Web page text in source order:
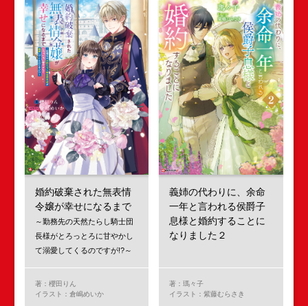
婚約破棄された無表情
令嬢が幸せになるまで
～勤務先の天然たらし騎士団
長様がとろっとろに甘やかし
て溺愛してくるのですが!?～
著：櫻田りん
イラスト：倉嶋めいか
義姉の代わりに、余命
一年と言われる侯爵子
息様と婚約することに
なりました２
著：瑪々子
イラスト：紫藤むらさき